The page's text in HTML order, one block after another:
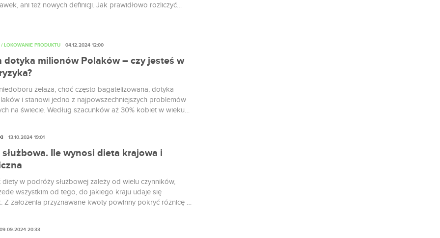
ani też nowych definicji. Jak prawidłowo rozliczyć
dotyka milionów Polaków – czy jesteś w
żelaza, choć często bagatelizowana, dotyka
i stanowi jedno z najpowszechniejszych problemów
na świecie. Według szacunków aż 30% kobiet w wieku
ilości tlenu do organizmu, zwanego też
Objawy, takie jak zmęczenie, osłabienie czy bladość
ignorowane, co sprawia, że anemia może rozwijać się
niezdiagnozowana. Czym dokładnie jest anemia
niedoborem żelaza, dlaczego żelazo w diecie odgrywa
w jej zapobieganiu i leczeniu, i co możemy zrobić, by
zdrowie? Odpowiedzi na te pytania znajdziesz w
/ LOKOWANIE PRODUKTU 04.12.2024 12:00
Ile wynosi dieta krajowa i
diety w podróży służbowej zależy od wielu czynników,
wszystkim od tego, do jakiego kraju udaje się
Z założenia przyznawane kwoty powinny pokryć różnicę w
13.10.2024 19:01
09.09.2024 20:33